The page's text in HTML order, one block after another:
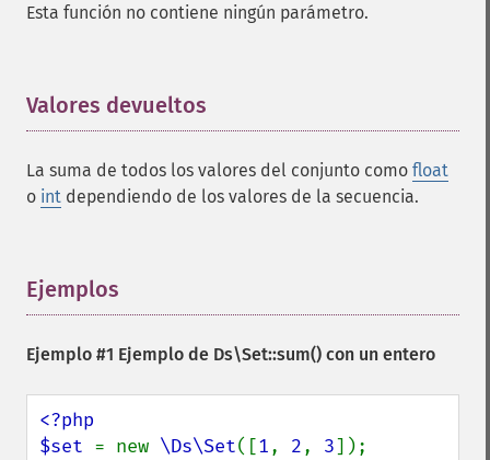
Esta función no contiene ningún parámetro.
Valores devueltos
La suma de todos los valores del conjunto como float
o int dependiendo de los valores de la secuencia.
Ejemplos
Ejemplo #1 Ejemplo de Ds\Set::sum() con un entero
<?php
$set = new \Ds\Set([1, 2, 3